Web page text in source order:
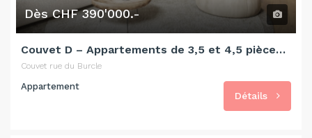
Dès CHF 390'000.-
Couvet D – Appartements de 3,5 et 4,5 pièces en cours de construction
Couvet rue du Burcle
Appartement
Détails